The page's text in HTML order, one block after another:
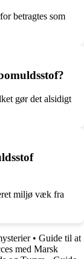
betragtes som
gør det alsidigt
miljø væk fra
• Guide til at
med Marsk